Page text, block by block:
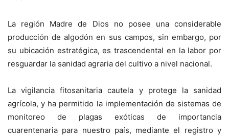
La región Madre de Dios no posee una considerable
producción de algodón en sus campos, sin embargo, por
su ubicación estratégica, es trascendental en la labor por
resguardar la sanidad agraria del cultivo a nivel nacional.
La vigilancia fitosanitaria cautela y protege la sanidad
agrícola, y ha permitido la implementación de sistemas de
monitoreo de plagas exóticas de importancia
cuarentenaria para nuestro país, mediante el registro y